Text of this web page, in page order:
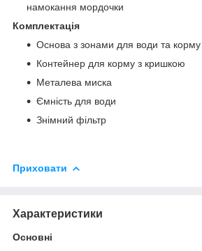
намокання мордочки
Комплектація
Основа з зонами для води та корму
Контейнер для корму з кришкою
Металева миска
Ємність для води
Знімний фільтр
Приховати
Характеристики
Основні